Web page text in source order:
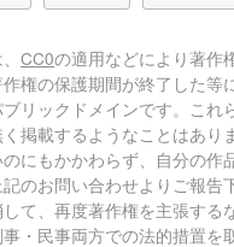
、CC0の適用などにより著作
権の保護期間が終了した等
リックドメインです。これ
掲載するようなことはあり
にもかかわらず、自分の作
のお問い合わせよりご報告
て、再度著作権を主張する
・民事両方での法的措置を